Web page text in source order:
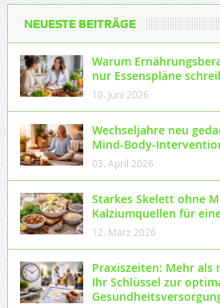
NEUESTE BEITRÄGE
Warum
nur Essenspläne
10. Juni 2026
Wechseljahre neu
Mind-Body-
03. April 2026
Starkes Skelett ohne
Kalziumquellen für
12. März 2026
Praxiszeiten: Mehr als
Ihr Schlüssel zur